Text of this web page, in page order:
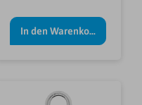
In den Warenkorb